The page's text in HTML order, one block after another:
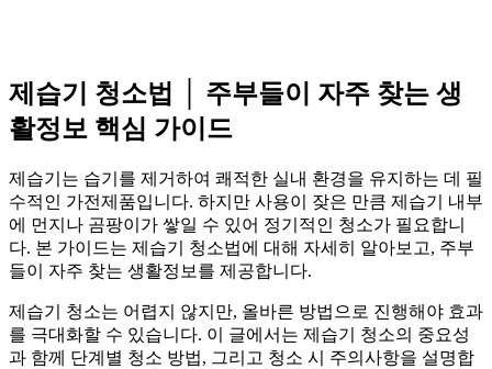
제습기 청소법 │ 주부들이 자주 찾는 생
활정보 핵심 가이드
제습기는 습기를 제거하여 쾌적한 실내 환경을 유지하는 데 필
수적인 가전제품입니다. 하지만 사용이 잦은 만큼 제습기 내부
에 먼지나 곰팡이가 쌓일 수 있어 정기적인 청소가 필요합니
다. 본 가이드는 제습기 청소법에 대해 자세히 알아보고, 주부
들이 자주 찾는 생활정보를 제공합니다.
제습기 청소는 어렵지 않지만, 올바른 방법으로 진행해야 효과
를 극대화할 수 있습니다. 이 글에서는 제습기 청소의 중요성
과 함께 단계별 청소 방법, 그리고 청소 시 주의사항을 설명합